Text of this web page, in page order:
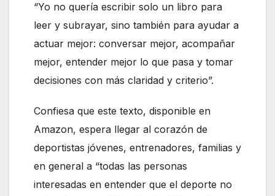
“Yo no quería escribir solo un libro para
leer y subrayar, sino también para ayudar a
actuar mejor: conversar mejor, acompañar
mejor, entender mejor lo que pasa y tomar
decisiones con más claridad y criterio”.
Confiesa que este texto, disponible en
Amazon, espera llegar al corazón de
deportistas jóvenes, entrenadores, familias y
en general a “todas las personas
interesadas en entender que el deporte no